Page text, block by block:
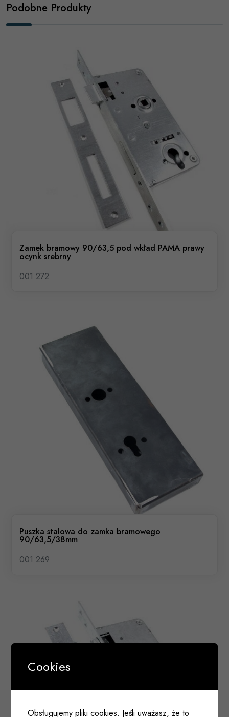
Podobne Produkty
Zamek bramowy 90/63,5 pod wkład PAMA prawy
ocynk srebrny
001 272
Puszka stalowa do zamka bramowego
90/63,5/38mm
001 269
Cookies
Obsługujemy pliki cookies. Jeśli uważasz, że to